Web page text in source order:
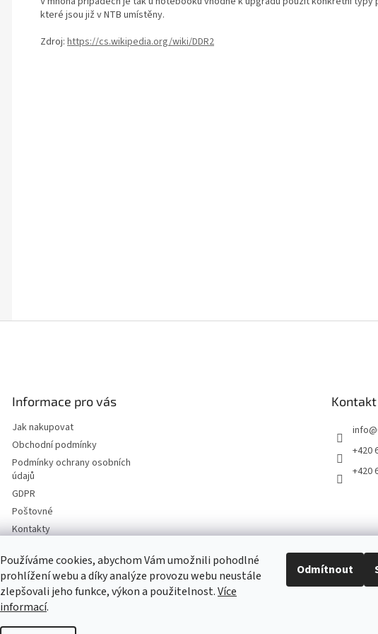
Používáme cookies, abychom Vám umožnili pohodlné
prohlížení webu a díky analýze provozu webu neustále
zlepšovali jeho funkce, výkon a použitelnost.Více
informací.
Odmítnout
které jsou již v NTB umístěny.
Zdroj: https://cs.wikipedia.org/wiki/DDR2
Informace pro vás
Jak nakupovat
Obchodní podmínky
Podmínky ochrany osobních
údajů
GDPR
Poštovné
Kontakty
Kontakt
info@
+420
+420
2011 - 2026 © www.CardLand.cz